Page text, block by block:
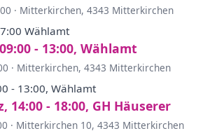
· Mitterkirchen, 4343 Mitterkirchen
Wählamt
- 13:00, Wählamt
· Mitterkirchen, 4343 Mitterkirchen
- 13:00, Wählamt
14:00 - 18:00, GH Häuserer
· Mitterkirchen 10, 4343 Mitterkirchen